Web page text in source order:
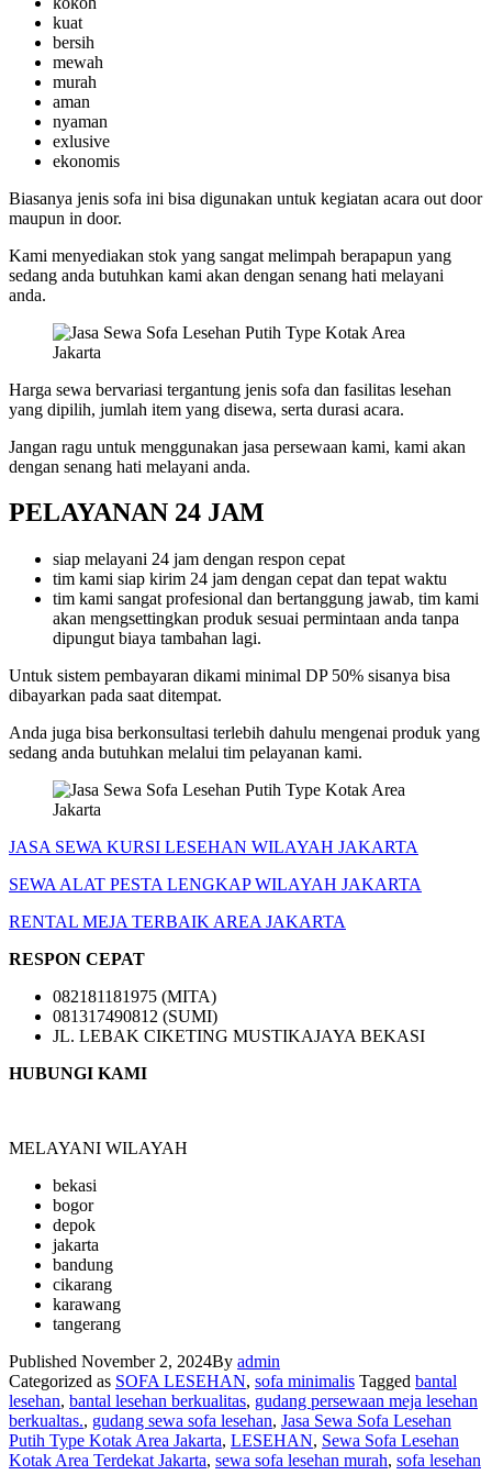
kuat
bersih
mewah
murah
aman
nyaman
exlusive
ekonomis
Biasanya jenis sofa ini bisa digunakan untuk kegiatan acara out door
maupun in door.
Kami menyediakan stok yang sangat melimpah berapapun yang
sedang anda butuhkan kami akan dengan senang hati melayani
anda.
Harga sewa bervariasi tergantung jenis sofa dan fasilitas lesehan
yang dipilih, jumlah item yang disewa, serta durasi acara.
Jangan ragu untuk menggunakan jasa persewaan kami, kami akan
dengan senang hati melayani anda.
PELAYANAN 24 JAM
siap melayani 24 jam dengan respon cepat
tim kami siap kirim 24 jam dengan cepat dan tepat waktu
tim kami sangat profesional dan bertanggung jawab, tim kami
akan mengsettingkan produk sesuai permintaan anda tanpa
dipungut biaya tambahan lagi.
Untuk sistem pembayaran dikami minimal DP 50% sisanya bisa
dibayarkan pada saat ditempat.
Anda juga bisa berkonsultasi terlebih dahulu mengenai produk yang
sedang anda butuhkan melalui tim pelayanan kami.
JASA SEWA KURSI LESEHAN WILAYAH JAKARTA
SEWA ALAT PESTA LENGKAP WILAYAH JAKARTA
RENTAL MEJA TERBAIK AREA JAKARTA
RESPON CEPAT
082181181975 (MITA)
081317490812 (SUMI)
JL. LEBAK CIKETING MUSTIKAJAYA BEKASI
HUBUNGI KAMI
MELAYANI WILAYAH
bekasi
bogor
depok
jakarta
bandung
cikarang
karawang
tangerang
Published November 2, 2024By admin
Categorized as SOFA LESEHAN, sofa minimalis Tagged bantal
lesehan, bantal lesehan berkualitas, gudang persewaan meja lesehan
berkualtas., gudang sewa sofa lesehan, Jasa Sewa Sofa Lesehan
Putih Type Kotak Area Jakarta, LESEHAN, Sewa Sofa Lesehan
Kotak Area Terdekat Jakarta, sewa sofa lesehan murah, sofa lesehan